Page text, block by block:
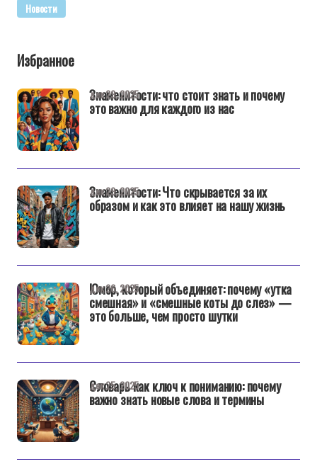
Новости
Избранное
Знаменитости: что стоит знать и почему
это важно для каждого из нас
дек 29, 2025
Знаменитости: Что скрывается за их
образом и как это влияет на нашу жизнь
дек 29, 2025
Юмор, который объединяет: почему «утка
смешная» и «смешные коты до слез» —
это больше, чем просто шутки
дек 26, 2025
Словарь как ключ к пониманию: почему
важно знать новые слова и термины
дек 25, 2025